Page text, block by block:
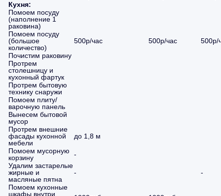
Кухня:
Помоем посуду
(наполнение 1
раковина)
Помоем посуду
(большое
количество)
500р/час 500р/час
500р/
Почистим раковину
Протрем
столешницу и
кухонный фартук
Протрем бытовую
технику снаружи
Помоем плиту/
варочную панель
Вынесем бытовой
мусор
Протрем внешние
фасады кухонной
мебели
до 1,8 м
Помоем мусорную
корзину
-
Удалим застарелые
жирные и
масляные пятна
-
-
Помоем кухонные
шкафы внутри